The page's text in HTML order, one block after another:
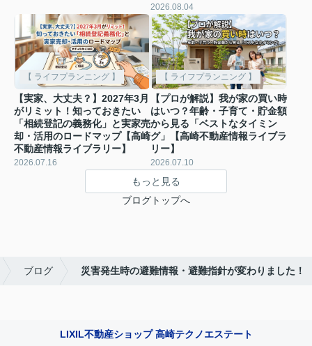
2026.08.04
【 ライフプランニング 】
【実家、大丈夫？】2027年3月
がリミット！知っておきたい
「相続登記の義務化」と実家売
却・活用のロードマップ【高崎
不動産情報ライブラリー】
2026.07.16
【 ライフプランニング 】
【プロが解説】我が家の買い時
はいつ？年齢・子育て・貯金額
から見る「ベストなタイミン
グ」【高崎不動産情報ライブラ
リー】
2026.07.10
もっと見る
ブログトップへ
ブログ 災害発生時の避難情報・避難指針が変わりました！
LIXIL不動産ショップ 高崎テクノエステート